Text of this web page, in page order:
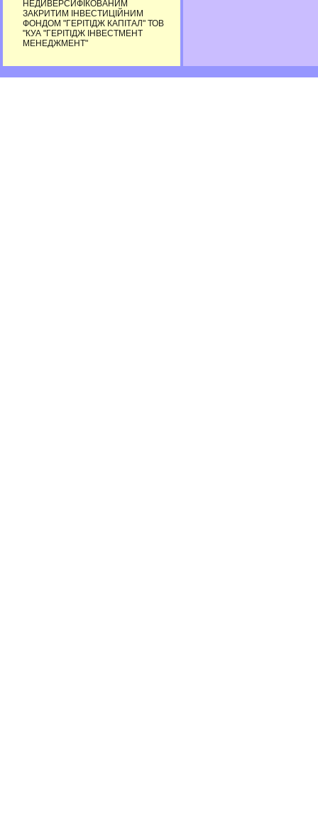
НЕДИВЕРСИФІКОВАНИМ
ЗАКРИТИМ ІНВЕСТИЦІЙНИМ
ФОНДОМ "ГЕРІТІДЖ КАПІТАЛ" ТОВ
"КУА "ГЕРІТІДЖ ІНВЕСТМЕНТ
МЕНЕДЖМЕНТ"